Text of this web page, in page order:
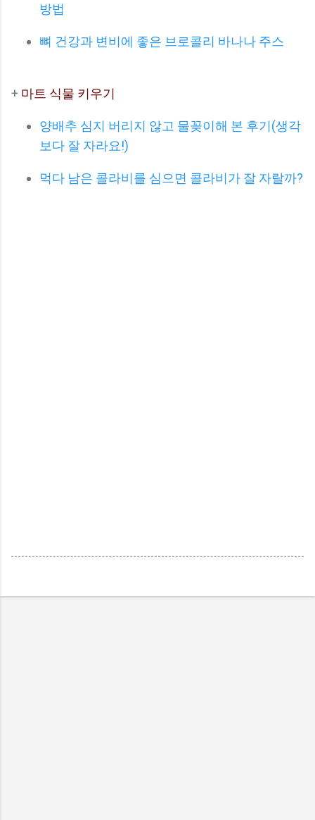
방법
뼈 건강과 변비에 좋은 브로콜리 바나나 주스
+ 마트 식물 키우기
양배추 심지 버리지 않고 물꽂이해 본 후기(생각
보다 잘 자라요!)
먹다 남은 콜라비를 심으면 콜라비가 잘 자랄까?